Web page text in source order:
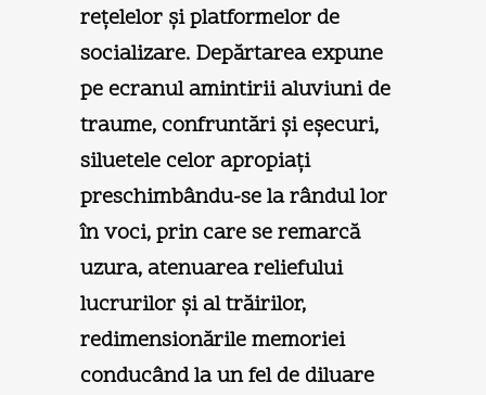
reţelelor şi platformelor de
socializare. Depărtarea expune
pe ecranul amintirii aluviuni de
traume, confruntări şi eşecuri,
siluetele celor apropiaţi
preschimbându-se la rândul lor
în voci, prin care se remarcă
uzura, atenuarea reliefului
lucrurilor şi al trăirilor,
redimensionările memoriei
conducând la un fel de diluare